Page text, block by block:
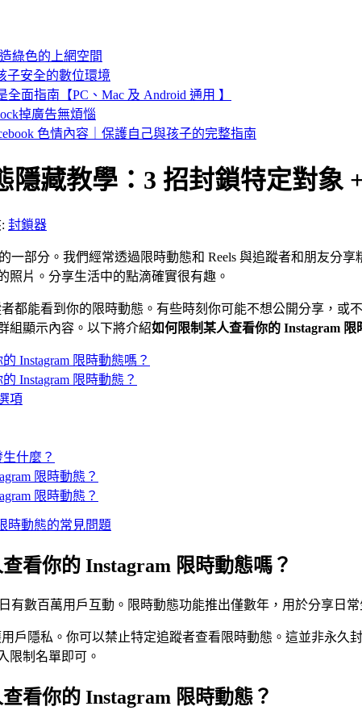
綠色的上網空間
子安全的數位環境
面指南【PC、Mac 及 Android 通用 】
掉廣告無煩惱
色情內容｜保護自己與孩子的完整指南
隱藏教學：3 招封鎖特定對象
封鎖器
一部分。我們經常透過限時動態和 Reels 與追蹤者和朋友分
照片。分享生活中的點滴確實很有趣。
都能看到你的限時動態。有些時刻你可能不想公開分享，
組顯示內容。以下將介紹如何限制某人查看你的 Instagram 限
Instagram 限時動態嗎？
Instagram 限時動態？
項
什麼？
限時動態？
限時動態？
時動態的常見問題
看你的 Instagram 限時動態嗎？
有數百萬用戶互動。限時動態功能推出僅數年，用於分享日
用戶隱私。你可以禁止特定追蹤者查看限時動態。這並非永
限制名單即可。
看你的 Instagram 限時動態？